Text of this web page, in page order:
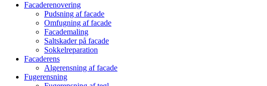
Facaderenovering
Pudsning af facade
Omfugning af facade
Facademaling
Saltskader på facade
Sokkelreparation
Facaderens
Algerensning af facade
Fugerensning